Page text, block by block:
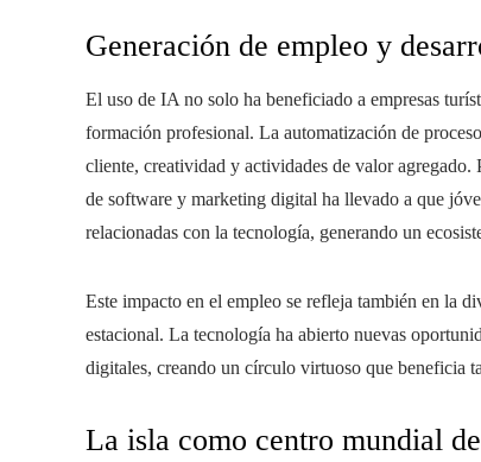
Generación de empleo y
El uso de IA no solo ha beneficiado a empresas
formación profesional. La automatización de
cliente, creatividad y actividades de valor agregado.
de software y marketing digital ha llevado a que
relacionadas con la tecnología, generando un
Este impacto en el empleo se refleja también en la
estacional. La tecnología ha abierto nuevas
digitales, creando un círculo virtuoso que beneficia
La isla como centro mundial